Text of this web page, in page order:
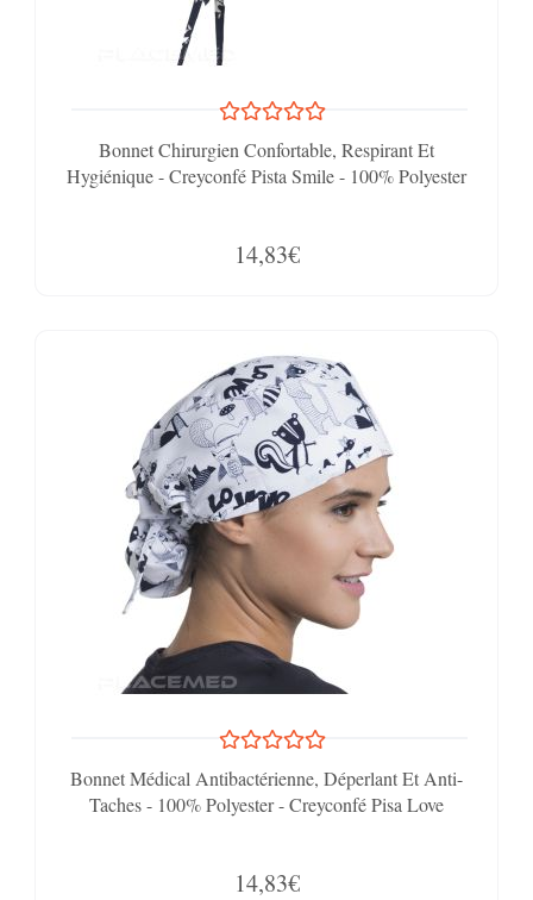
Bonnet Chirurgien Confortable, Respirant Et
Hygiénique - Creyconfé Pista Smile - 100% Polyester
14,83€
Bonnet Médical Antibactérienne, Déperlant Et Anti-
Taches - 100% Polyester - Creyconfé Pisa Love
14,83€